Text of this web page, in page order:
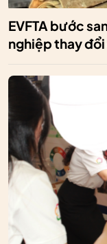
EVFTA bước
nghiệp thay